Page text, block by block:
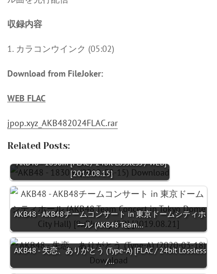
収録内容
1. カラコンウインク (05:02)
Download from FileJoker:
WEB FLAC
jpop.xyz_AKB482024FLAC.rar
Related Posts:
AKB48 - 1830m [FLAC / 24bit Lossless / WEB]
[2012.08.15]
AKB48 - AKB48チームコンサート in 東京ドームシティホ
ール (AKB48 Team…
AKB48 - 失恋、ありがとう (Type-A) [FLAC / 24bit Lossless
/…